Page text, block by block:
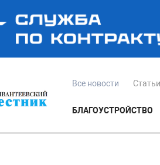
Все новости Статьи
БЛАГОУСТРОЙСТВО